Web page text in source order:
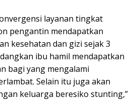
layanan tingkat
pengantin mendapatkan
kesehatan dan gizi sejak 3
ibu hamil mendapatkan
bagi yang mengalami
Selain itu juga akan
keluarga beresiko stunting,”